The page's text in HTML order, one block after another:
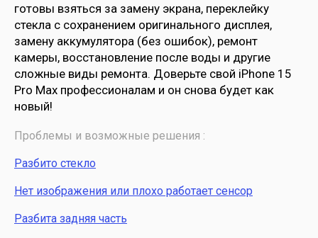
готовы взяться за замену экрана, переклейку
стекла с сохранением оригинального дисплея,
замену аккумулятора (без ошибок), ремонт
камеры, восстановление после воды и другие
сложные виды ремонта. Доверьте свой iPhone 15
Pro Max профессионалам и он снова будет как
новый!
Проблемы и возможные решения :
Разбито стекло
Нет изображения или плохо работает сенсор
Разбита задняя часть